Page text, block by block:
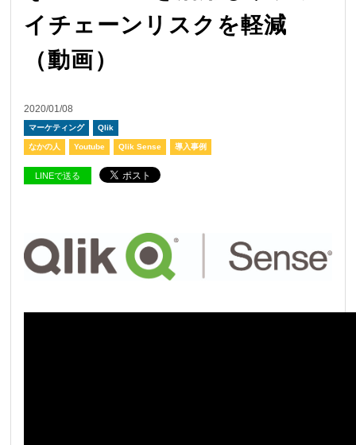
イチェーンリスクを軽減
（動画）
2020/01/08
マーケティング Qlik
なかの人 Youtube Qlik Sense 導入事例
LINEで送る